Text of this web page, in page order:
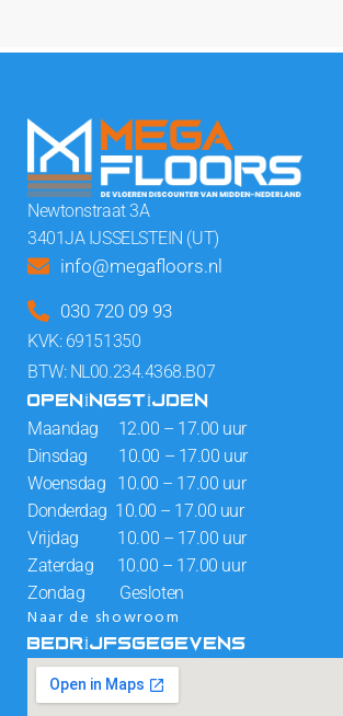
Newtonstraat 3A
3401JA IJSSELSTEIN (UT)
info@megafloors.nl
030 720 09 93
KVK: 69151350
BTW: NL00.234.4368.B07
OPENINGSTIJDEN
Maandag 12.00 – 17.00 uur
Dinsdag 10.00 – 17.00 uur
Woensdag 10.00 – 17.00 uur
Donderdag 10.00 – 17.00 uur
Vrijdag 10.00 – 17.00 uur
Zaterdag 10.00 – 17.00 uur
Zondag Gesloten
Naar de showroom
BEDRIJFSGEGEVENS